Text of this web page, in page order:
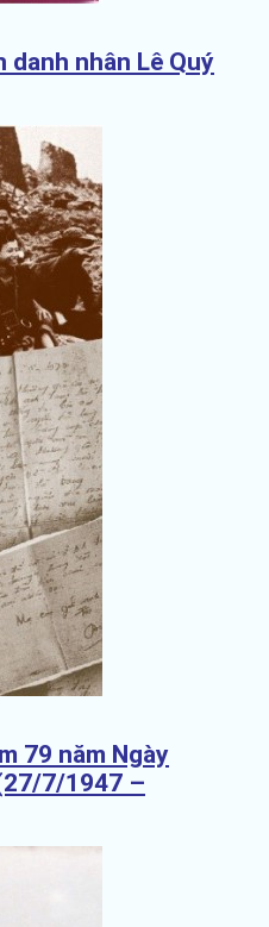
danh nhân Lê Quý
79 năm Ngày
7/1947 –